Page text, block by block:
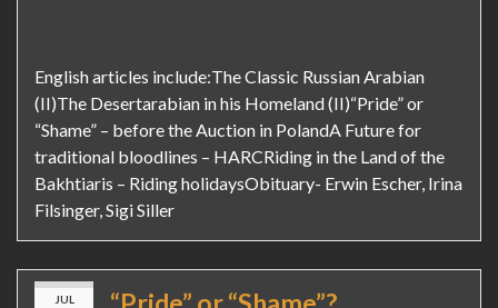
English articles include:The Classic Russian Arabian
(II)The Desertarabian in his Homeland (II)“Pride” or
“Shame” – before the Auction in PolandA Future for
traditional bloodlines – HARCRiding in the Land of the
Bakhtiaris – Riding holidaysObituary- Erwin Escher, Irina
Filsinger, Sigi Siller
JUL